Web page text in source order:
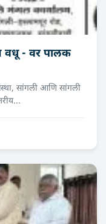
वधू - वर पालक
सांगली आणि सांगली